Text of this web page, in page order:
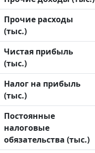
Прочие расходы
(тыс.)
Чистая прибыль
(тыс.)
Налог на прибыль
(тыс.)
Постоянные
налоговые
обязательства (тыс.)